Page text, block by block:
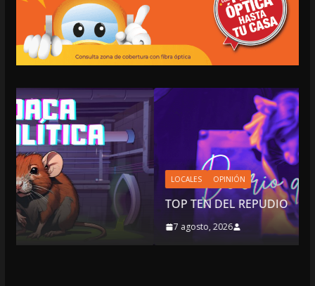
LOCALES OPINIÓN
TOP TEN DEL REPUDIO
7 agosto, 2026